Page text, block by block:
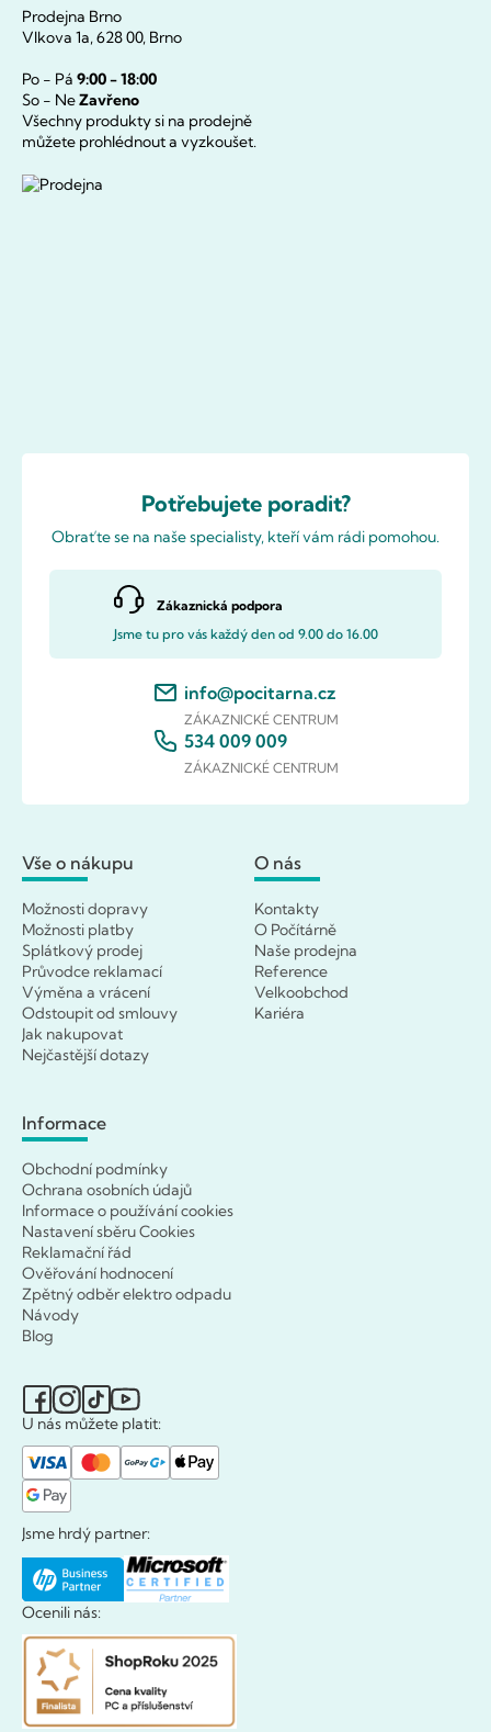
Prodejna Brno
Vlkova 1a, 628 00, Brno
Po - Pá 9:00 - 18:00
So - NeZavřeno
Všechny produkty si na prodejně
můžete prohlédnout a vyzkoušet.
Potřebujete poradit?
Obraťte se na naše specialisty, kteří vám rádi pomohou.
Zákaznická podpora
Jsme tu pro vás každý den od 9.00 do 16.00
info@pocitarna.cz
ZÁKAZNICKÉ CENTRUM
534 009 009
ZÁKAZNICKÉ CENTRUM
Vše o nákupu
Možnosti dopravy
Možnosti platby
Splátkový prodej
Průvodce reklamací
Výměna a vrácení
Odstoupit od smlouvy
Jak nakupovat
Nejčastější dotazy
O nás
Kontakty
O Počítárně
Naše prodejna
Reference
Velkoobchod
Kariéra
Informace
Obchodní podmínky
Ochrana osobních údajů
Informace o používání cookies
Nastavení sběru Cookies
Reklamační řád
Ověřování hodnocení
Zpětný odběr elektro odpadu
Návody
Blog
U nás můžete platit:
Jsme hrdý partner:
Ocenili nás: